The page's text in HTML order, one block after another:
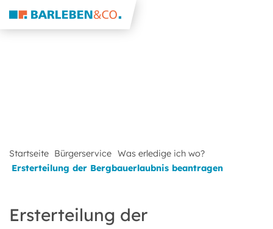
Startseite Bürgerservice Was erledige ich wo?
Ersterteilung der Bergbauerlaubnis beantragen
Ersterteilung der